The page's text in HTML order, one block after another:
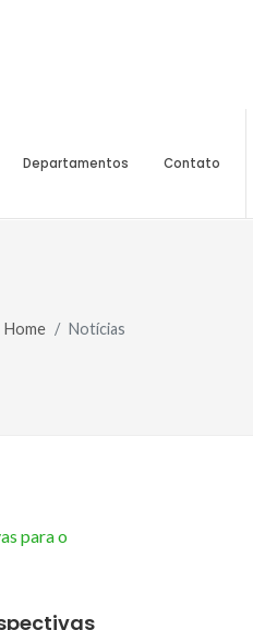
Departamentos Contato
Home Notícias